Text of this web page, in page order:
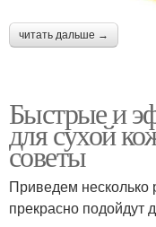
читать дальше →
Быстрые и
для сухой
советы
Приведем несколько
прекрасно подойдут